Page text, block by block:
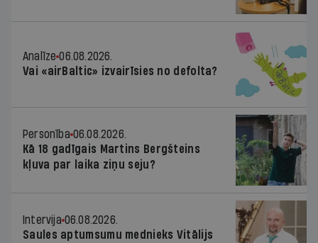
Analīze 06.08.2026.
Vai «airBaltic» izvairīsies no defolta?
Personība 06.08.2026.
Kā 18 gadīgais Martins Bergšteins
kļuva par laika ziņu seju?
Intervija 06.08.2026.
Saules aptumsumu mednieks Vitālijs